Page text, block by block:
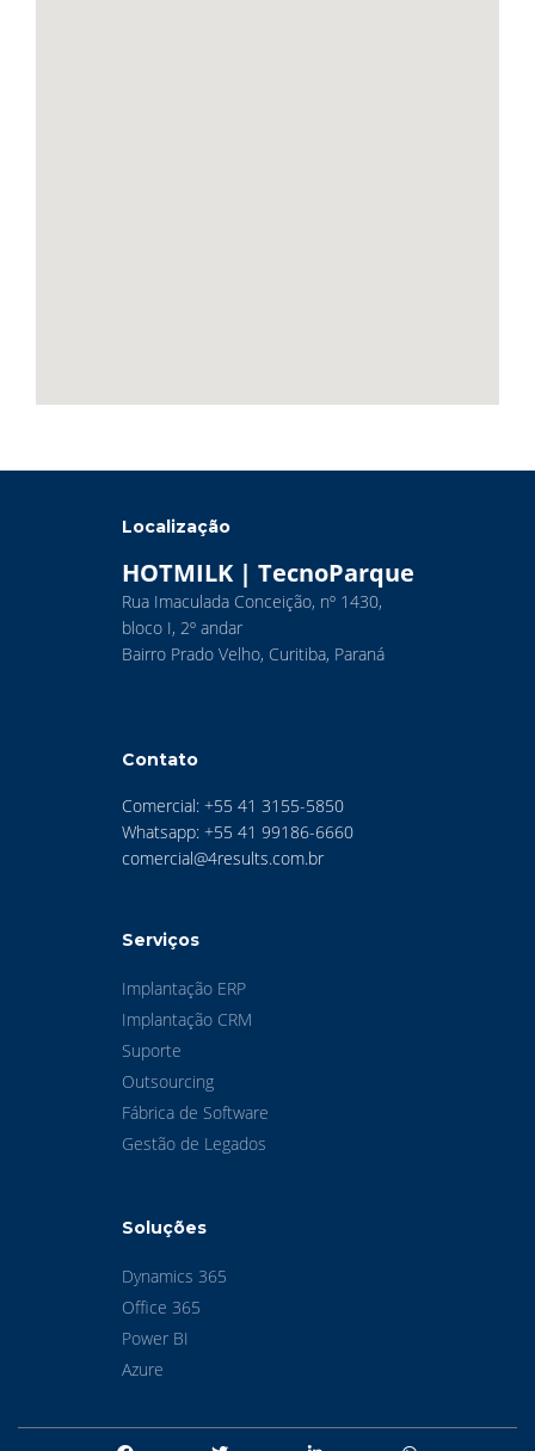
Localização
HOTMILK | TecnoParque
Rua Imaculada Conceição, nº 1430,
bloco I, 2º andar
Bairro Prado Velho, Curitiba, Paraná
Contato
Comercial: +55 41 3155-5850
Whatsapp: +55 41 99186-6660
comercial@4results.com.br
Serviços
Implantação ERP
Implantação CRM
Suporte
Outsourcing
Fábrica de Software
Gestão de Legados
Soluções
Dynamics 365
Office 365
Power BI
Azure